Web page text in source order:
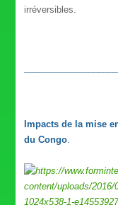
irréversibles.
Impacts de la mise
du Congo